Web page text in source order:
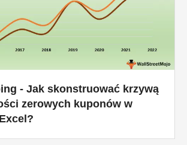
bankowości inwestycyjnej
certyfikacji finansów
- Jak skonstruować krzywą
zerowych kuponów w